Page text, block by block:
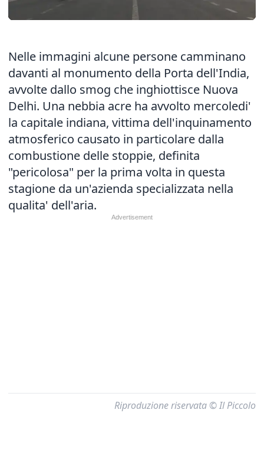
Nelle immagini alcune persone camminano
davanti al monumento della Porta dell'India,
avvolte dallo smog che inghiottisce Nuova
Delhi. Una nebbia acre ha avvolto mercoledi'
la capitale indiana, vittima dell'inquinamento
atmosferico causato in particolare dalla
combustione delle stoppie, definita
"pericolosa" per la prima volta in questa
stagione da un'azienda specializzata nella
qualita' dell'aria.
Riproduzione riservata © Il Piccolo